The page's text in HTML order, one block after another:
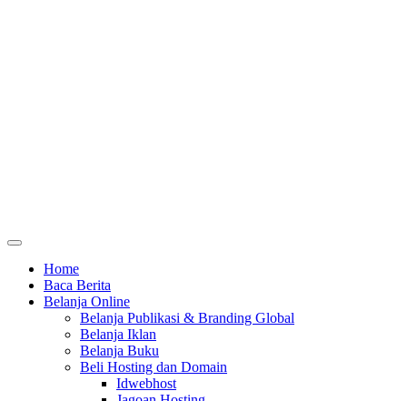
Home
Baca Berita
Belanja Online
Belanja Publikasi & Branding Global
Belanja Iklan
Belanja Buku
Beli Hosting dan Domain
Idwebhost